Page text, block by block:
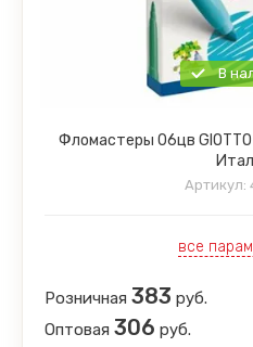
В
Фломастеры 06цв
Артикул:
все
Розничная 383 руб.
Оптовая 306 руб.